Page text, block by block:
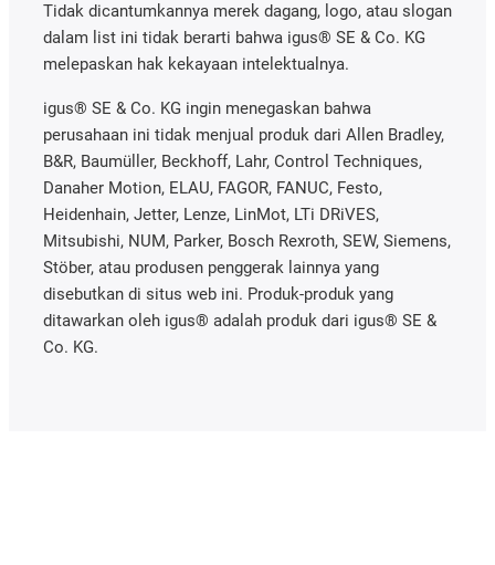
Tidak dicantumkannya merek dagang, logo, atau slogan
dalam list ini tidak berarti bahwa igus® SE & Co. KG
melepaskan hak kekayaan intelektualnya.
igus® SE & Co. KG ingin menegaskan bahwa
perusahaan ini tidak menjual produk dari Allen Bradley,
B&R, Baumüller, Beckhoff, Lahr, Control Techniques,
Danaher Motion, ELAU, FAGOR, FANUC, Festo,
Heidenhain, Jetter, Lenze, LinMot, LTi DRiVES,
Mitsubishi, NUM, Parker, Bosch Rexroth, SEW, Siemens,
Stöber, atau produsen penggerak lainnya yang
disebutkan di situs web ini. Produk-produk yang
ditawarkan oleh igus® adalah produk dari igus® SE &
Co. KG.